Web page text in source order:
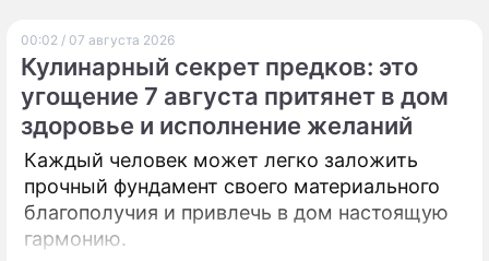
ЭКОНОМИКА
ПРОИСШЕСТВИЯ
СОННИК
СТИЛЬ ЖИЗНИ
00:02 / 07 августа 2026
Кулинарный секрет предков: это
угощение 7 августа притянет в дом
здоровье и исполнение желаний
Каждый человек может легко заложить
прочный фундамент своего материального
благополучия и привлечь в дом настоящую
гармонию.